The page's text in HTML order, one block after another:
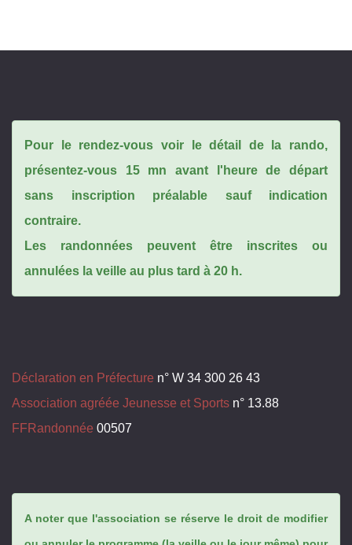
Pour le rendez-vous voir le détail de la rando,
présentez-vous 15 mn avant l'heure de départ
sans inscription préalable sauf indication
contraire.
Les randonnées peuvent être inscrites ou
annulées la veille au plus tard à 20 h.
Déclaration en Préfecture n° W 34 300 26 43
Association agréée Jeunesse et Sports n° 13.88
FFRandonnée 00507
A noter que l'association se réserve le droit de modifier